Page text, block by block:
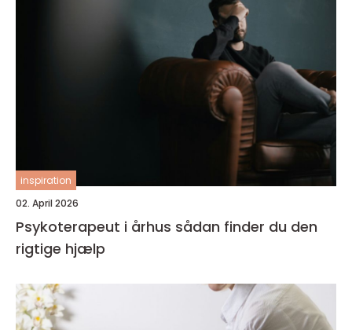
inspiration
02. April 2026
Psykoterapeut i århus sådan finder du den
rigtige hjælp